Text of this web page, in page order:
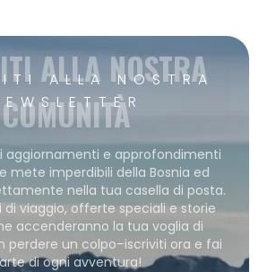
ALLA NOSTRA
ALLA NOSTRA
COMUNITÀ
aggiornamenti e approfondimenti
mete imperdibili della Bosnia ed
nella tua casella di posta.
di viaggio, offerte speciali e storie
accenderanno la tua voglia di
perdere un colpo–iscriviti ora e fai
di ogni avventura!